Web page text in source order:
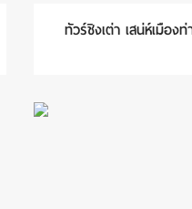
ทัวร์ชิงเต่า เสน่ห์เมืองท่